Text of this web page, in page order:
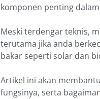
komponen penting
Meski terdengar teknis,
terutama jika anda
bakar seperti solar dan
Artikel ini akan
fungsinya, serta